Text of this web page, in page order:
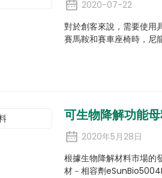
2020-07-22
對於創客來說，需要使用
賽馬鞍和賽車座椅時，尼
可生物降解功能
2020年5月28日
根據生物降解材料市場的
材－相容劑